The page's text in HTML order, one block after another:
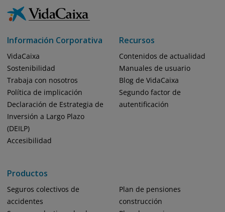
Información Corporativa
VidaCaixa
Sostenibilidad
Trabaja con nosotros
Política de implicación
Declaración de Estrategia de
Inversión a Largo Plazo
(DEILP)
Accesibilidad
Productos
Seguros colectivos de
accidentes
Plan de pensiones
construcción
Recursos
Contenidos de actualidad
Manuales de usuario
Blog de VidaCaixa
Segundo factor de
autentificación